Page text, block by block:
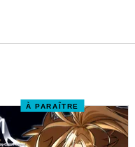
À PARAÎTRE